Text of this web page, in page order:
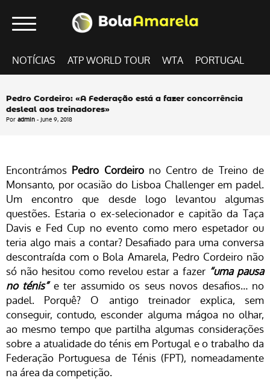
NOTÍCIAS ATP WORLD TOUR WTA PORTUGAL
Pedro Cordeiro: «A Federação está a fazer concorrência
desleal aos treinadores»
Por admin - June 9, 2018
Encontrámos Pedro Cordeirono Centro de Treino de
Monsanto, por ocasião do Lisboa Challenger em padel.
Um encontro que desde logo levantou algumas
questões. Estaria o ex-selecionador e capitão da Taça
Davis e Fed Cup no evento como mero espetador ou
teria algo mais a contar? Desafiado para uma conversa
descontraída com o Bola Amarela, Pedro Cordeiro não
só não hesitou como revelou estar a fazer “uma pausa
no ténis” e ter assumido os seus novos desafios… no
padel. Porquê? O antigo treinador explica, sem
conseguir, contudo, esconder alguma mágoa no olhar,
ao mesmo tempo que partilha algumas considerações
sobre a atualidade do ténis em Portugal e o trabalho da
Federação Portuguesa de Ténis (FPT), nomeadamente
na área da competição.